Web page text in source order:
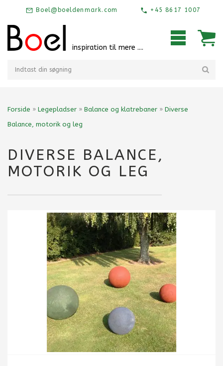
+45 8617 1007
Boel@boeldenmark.com
inspiration til mere ....
Forside » Legepladser » Balance og klatrebaner » Diverse
Balance, motorik og leg
DIVERSE BALANCE,
MOTORIK OG LEG